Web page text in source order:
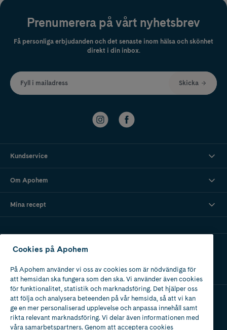
Prenumerera på vårt nyhetsbrev
Få personliga erbjudanden och det senaste inom hälsa och skönhet
direkt i din inbox.
Fyll i mailadress Skicka
Kundservice
Om Apohem
Mina recept
Ladda ner vår app
Apotek med tillstånd
av Läkemedelsverket
Cookies på Apohem
På Apohem använder vi oss av cookies som är nödvändiga för
att hemsidan ska fungera som den ska. Vi använder även cookies
för funktionalitet, statistik och marknadsföring. Det hjälper oss
att följa och analysera beteenden på vår hemsida, så att vi kan
ge en mer personaliserad upplevelse och anpassa innehåll samt
rikta relevant marknadsföring. Vi delar även informationen med
våra samarbetspartners. Genom att acceptera cookies